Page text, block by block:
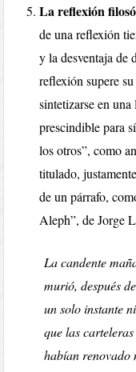
La reflexión
de una reflexión
y la desventaja de
reflexión supere
sintetizarse en
prescindible para
los otros”, como
titulado,
de un párrafo,
Aleph”, de Jorge
La candente
murió, después
un solo instante
que las
habían renovado